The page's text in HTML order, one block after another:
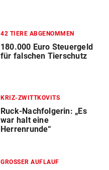
42 TIERE ABGENOMMEN
180.000 Euro Steuergeld
für falschen Tierschutz
KRIZ-ZWITTKOVITS
Ruck-Nachfolgerin: „Es
war halt eine
Herrenrunde“
GROSSER AUFLAUF